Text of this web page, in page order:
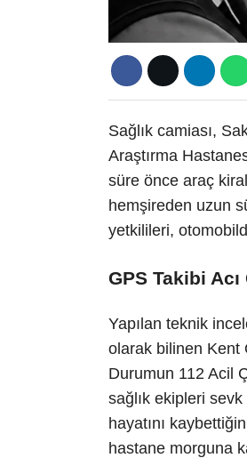
Sağlık camiası,
Araştırma
süre önce araç
hemşireden uzun
yetkilileri,
GPS Takibi
Yapılan teknik
olarak bilinen Kent
Durumun 112 Acil
sağlık ekipleri
hayatını
hastane morguna